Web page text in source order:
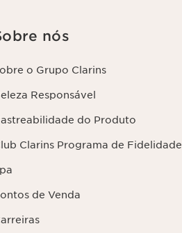
nós
o Grupo Clarins
Responsável
do Produto
Clarins Programa de Fidelidade
de Venda